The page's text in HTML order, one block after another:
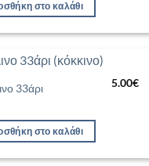
στο καλάθι
33άρι 5.00€
στο καλάθι